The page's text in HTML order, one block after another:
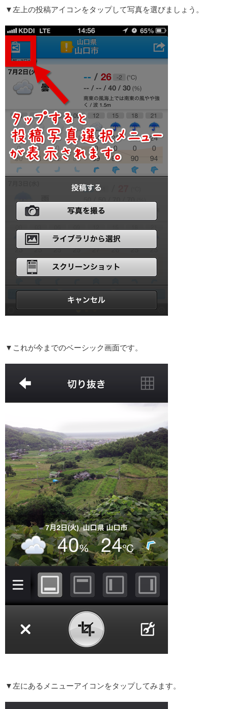
▼左上の投稿アイコンをタップして写真を選びましょう。
▼これが今までのベーシック画面です。
▼左にあるメニューアイコンをタップしてみます。